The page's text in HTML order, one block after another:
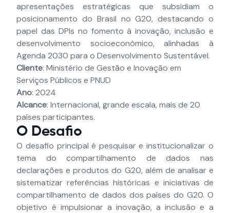
apresentações estratégicas que subsidiam o
posicionamento do Brasil no G20, destacando o
papel das DPIs no fomento à inovação, inclusão e
desenvolvimento socioeconômico, alinhadas à
Agenda 2030 para o Desenvolvimento Sustentável.
Cliente: Ministério de Gestão e Inovação em
Serviços Públicos e PNUD
Ano: 2024
Alcance: Internacional, grande escala, mais de 20
países participantes.
O Desafio
O desafio principal é pesquisar e institucionalizar o
tema do compartilhamento de dados nas
declarações e produtos do G20, além de analisar e
sistematizar referências históricas e iniciativas de
compartilhamento de dados dos países do G20. O
objetivo é impulsionar a inovação, a inclusão e a